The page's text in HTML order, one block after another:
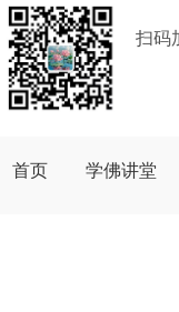
扫码
首页 学佛讲堂